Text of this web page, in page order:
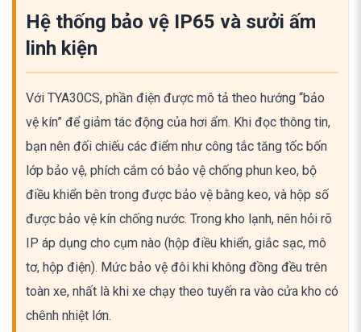
Hệ thống bảo vệ IP65 và sưởi ấm
linh kiện
Với TYA30CS, phần điện được mô tả theo hướng “bảo
vệ kín” để giảm tác động của hơi ẩm. Khi đọc thông tin,
bạn nên đối chiếu các điểm như công tắc tăng tốc bốn
lớp bảo vệ, phích cắm có bảo vệ chống phun keo, bộ
điều khiển bên trong được bảo vệ bằng keo, và hộp số
được bảo vệ kín chống nước. Trong kho lạnh, nên hỏi rõ
IP áp dụng cho cụm nào (hộp điều khiển, giắc sạc, mô
tơ, hộp điện). Mức bảo vệ đôi khi không đồng đều trên
toàn xe, nhất là khi xe chạy theo tuyến ra vào cửa kho có
chênh nhiệt lớn.